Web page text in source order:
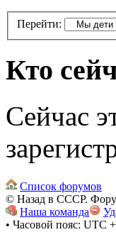
Перейти:
Кто
Сейчас
Список форумов
© Назад в СССР.
Наша команда
• Часовой пояс: UTC